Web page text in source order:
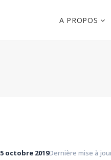
A PROPOS
5 octobre 2019Dernière mise à